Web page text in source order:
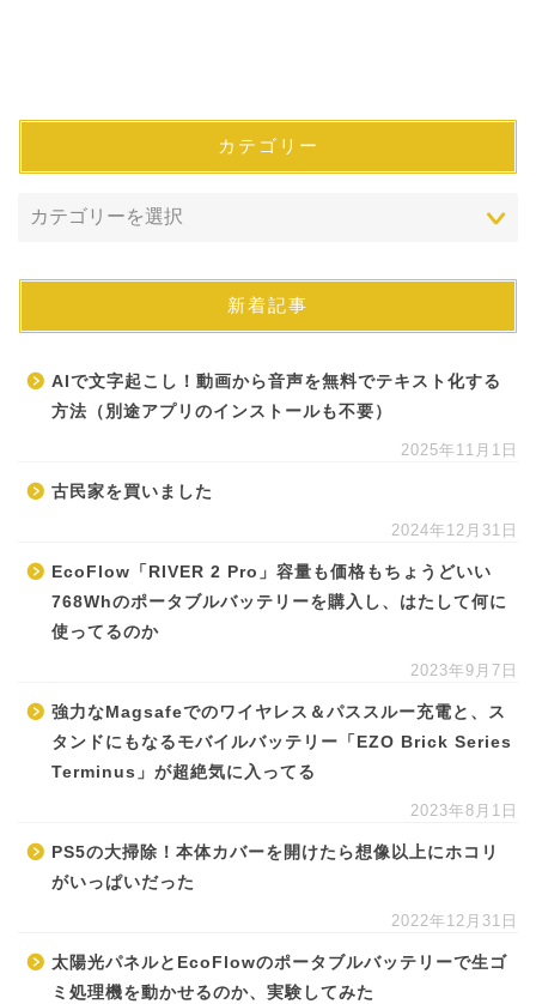
カテゴリー
新着記事
AIで文字起こし！動画から音声を無料でテキスト化する
方法（別途アプリのインストールも不要）
2025年11月1日
古民家を買いました
2024年12月31日
EcoFlow「RIVER 2 Pro」容量も価格もちょうどいい
768Whのポータブルバッテリーを購入し、はたして何に
使ってるのか
2023年9月7日
強力なMagsafeでのワイヤレス＆パススルー充電と、ス
タンドにもなるモバイルバッテリー「EZO Brick Series
Terminus」が超絶気に入ってる
2023年8月1日
PS5の大掃除！本体カバーを開けたら想像以上にホコリ
がいっぱいだった
2022年12月31日
太陽光パネルとEcoFlowのポータブルバッテリーで生ゴ
ミ処理機を動かせるのか、実験してみた